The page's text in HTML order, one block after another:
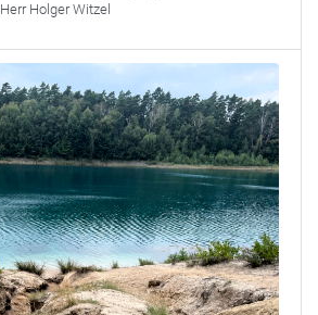
Herr Holger Witzel